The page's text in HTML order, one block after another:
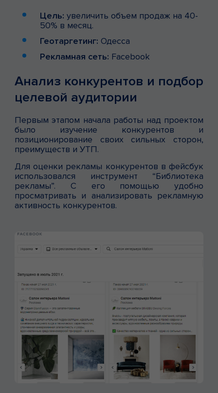
Цель: увеличить объем продаж на 40-
50% в месяц.
Геотаргетинг: Одесса
Рекламная сеть: Facebook
Анализ конкурентов и подбор
целевой аудитории
Первым этапом начала работы над проектом
было изучение конкурентов и
позиционирование своих сильных сторон,
преимуществ и УТП.
Для оценки рекламы конкурентов в фейсбук
использовался инструмент “Библиотека
рекламы”. С его помощью удобно
просматривать и анализировать рекламную
активность конкурентов.